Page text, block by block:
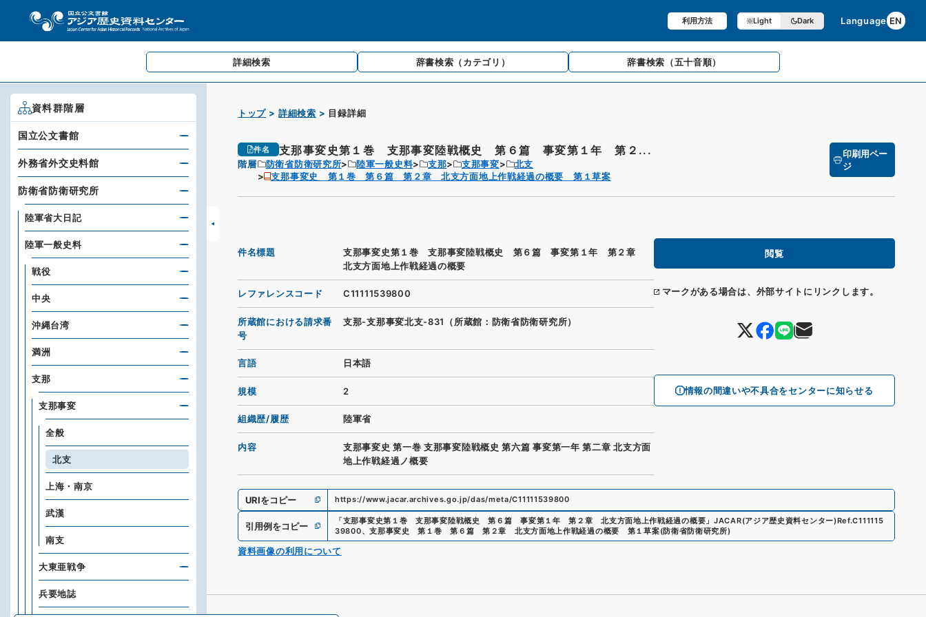
利用方法 Light Dark Language EN
詳細検索 辞書検索 （カテゴリ） 辞書検索 （五十音順）
トップ 詳細検索 目録詳細
件名 支那事変史第１巻 支那事変陸戦概史 第６篇 事変第１年 第２...
階層 防衛省防衛研究所 陸軍一般史料 支那 支那事変
北支
支那事変史 第１巻 第６篇 第２章 北支方面地上作戦経過の概要 第１草案
印刷用ペー
ジ
閲覧
マークがある場合は、外部サイトにリンクします。
情報の間違いや不具合をセンターに知らせる
件名標題
支那事変史第１巻 支那事変陸戦概史 第６篇 事変第１年 第２章
北支方面地上作戦経過の概要
レファレンスコード C11111539800
所蔵館における請求番
号
支那-支那事変北支-831（所蔵館：防衛省防衛研究所）
言語 日本語
規模 2
組織歴/履歴 陸軍省
内容
支那事変史 第一巻 支那事変陸戦概史 第六篇 事変第一年 第二章 北支方面
地上作戦経過ノ概要
URIをコピー https://www.jacar.archives.go.jp/das/meta/C11111539800
引用例をコピー 「支那事変史第１巻 支那事変陸戦概史 第６篇 事変第１年 第２章 北支方面地上作戦経過の概要 」JACAR(アジア歴史資料センター)Ref.C111115
39800、支那事変史 第１巻 第６篇 第２章 北支方面地上作戦経過の概要 第１草案(防衛省防衛研究所)
資料画像の利用について
資料群階層
国立公文書館
外務省外交史料館
防衛省防衛研究所
陸軍省大日記
陸軍一般史料
戦役
中央
沖縄台湾
満洲
支那
支那事変
全般
北支
上海・南京
武漢
南支
大東亜戦争
兵要地誌